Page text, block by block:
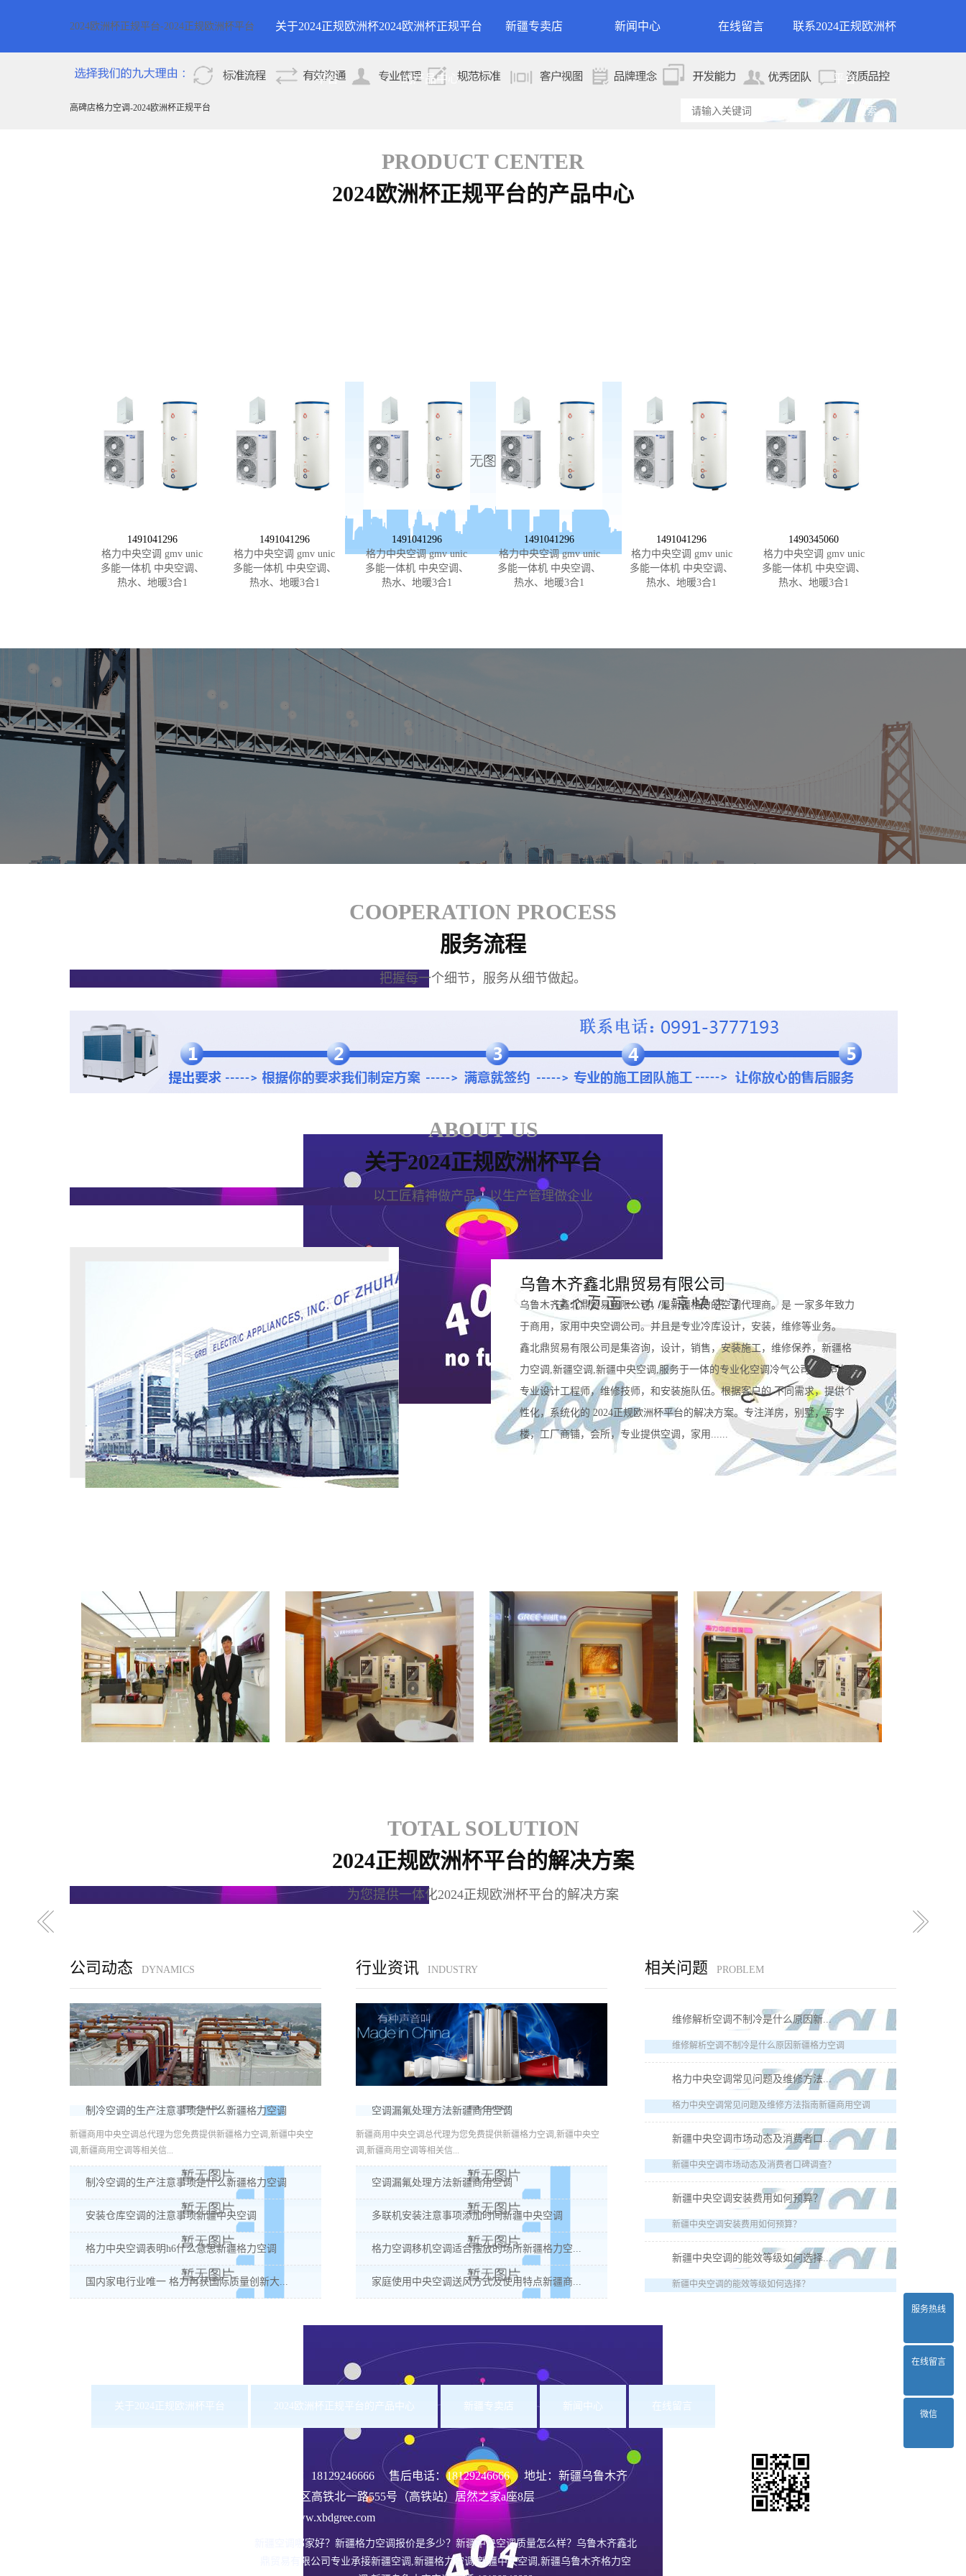
2024欧洲杯正规平台-2024正规欧洲杯平台 关于2024正规欧洲杯
平台
2024欧洲杯正规平台的
2024欧洲杯正规平台
的产品中心
新疆专卖店 新闻中心 在线留言 联系2024正规欧洲杯
平台
高碑店格力空调-2024欧洲杯正规平台
PRODUCT CENTER
2024欧洲杯正规平台的产品中心
1491041296
格力中央空调 gmv unic
多能一体机 中央空调、
热水、地暖3合1
1491041296
格力中央空调 gmv unic
多能一体机 中央空调、
热水、地暖3合1
1491041296
格力中央空调 gmv unic
多能一体机 中央空调、
热水、地暖3合1
1491041296
格力中央空调 gmv unic
多能一体机 中央空调、
热水、地暖3合1
1491041296
格力中央空调 gmv unic
多能一体机 中央空调、
热水、地暖3合1
1490345060
格力中央空调 gmv unic
多能一体机 中央空调、
热水、地暖3合1
COOPERATION PROCESS
服务流程
把握每一个细节，服务从细节做起。
ABOUT US
关于2024正规欧洲杯平台
以工匠精神做产品，以生产管理做企业
乌鲁木齐鑫北鼎贸易有限公司
乌鲁木齐鑫北鼎贸易有限公司，是新疆格力的空调代理商。是 一家多年致力
于商用，家用中央空调公司。并且是专业冷库设计，安装，维修等业务。
鑫北鼎贸易有限公司是集咨询，设计，销售，安装施工，维修保养，新疆格
力空调,新疆空调,新疆中央空调,服务于一体的专业化空调冷气公司。公司拥有
专业设计工程师，维修技师，和安装施队伍。根据客户的 不同需求，提供个
性化，系统化的 2024正规欧洲杯平台的解决方案。专注洋房，别墅，写字
楼，工厂商铺，会所，专业提供空调，家用......
TOTAL SOLUTION
2024正规欧洲杯平台的解决方案
为您提供一体化2024正规欧洲杯平台的解决方案
公司动态 DYNAMICS
制冷空调的生产注意事项是什么新疆格力空调
新疆商用中央空调总代理为您免费提供新疆格力空调,新疆中央空
调,新疆商用空调等相关信...
制冷空调的生产注意事项是什么新疆格力空调
安装仓库空调的注意事项新疆中央空调
格力中央空调表明h6什么意思新疆格力空调
国内家电行业唯一 格力再获国际质量创新大...
行业资讯 INDUSTRY
空调漏氟处理方法新疆商用空调
新疆商用中央空调总代理为您免费提供新疆格力空调,新疆中央空
调,新疆商用空调等相关信...
空调漏氟处理方法新疆商用空调
多联机安装注意事项添加时间新疆中央空调
格力空调移机空调适合摆放的场所新疆格力空...
家庭使用中央空调送风方式及使用特点新疆商...
相关问题 PROBLEM
维修解析空调不制冷是什么原因新...
维修解析空调不制冷是什么原因新疆格力空调
格力中央空调常见问题及维修方法...
格力中央空调常见问题及维修方法指南新疆商用空调
新疆中央空调市场动态及消费者口...
新疆中央空调市场动态及消费者口碑调查？
新疆中央空调安装费用如何预算？
新疆中央空调安装费用如何预算？
新疆中央空调的能效等级如何选择...
新疆中央空调的能效等级如何选择？
关于2024正规欧洲杯平台 2024欧洲杯正规平台的产品中心 新疆专卖店 新闻中心 在线留言
18129246666 售后电话：18129246666 地址：新疆乌鲁木齐
沙依巴克区高铁北一路555号（高铁站）居然之家a座8层
网址：www.xbdgree.com
新疆空调哪家好？新疆格力空调报价是多少？新疆中央空调质量怎么样？乌鲁木齐鑫北
鼎贸易有限公司专业承接新疆空调,新疆格力空调,新疆中央空调,新疆乌鲁木齐格力空
服务热线
在线留言
微信